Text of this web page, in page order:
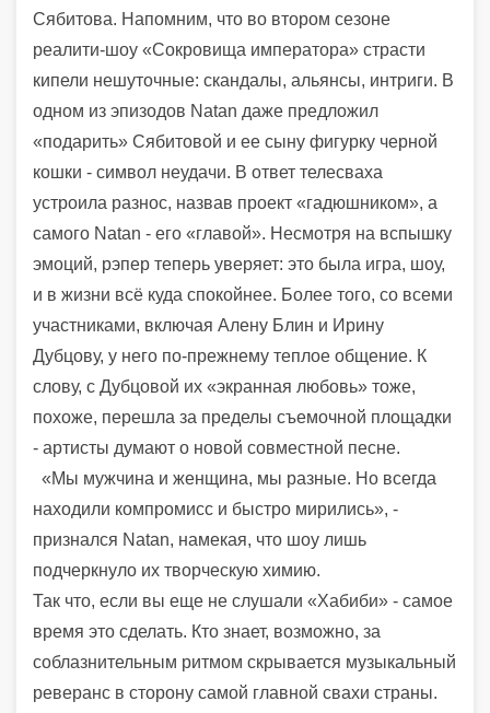
Сябитова. Напомним, что во втором сезоне
реалити-шоу «Сокровища императора» страсти
кипели нешуточные: скандалы, альянсы, интриги. В
одном из эпизодов Natan даже предложил
«подарить» Сябитовой и ее сыну фигурку черной
кошки - символ неудачи. В ответ телесваха
устроила разнос, назвав проект «гадюшником», а
самого Natan - его «главой». Несмотря на вспышку
эмоций, рэпер теперь уверяет: это была игра, шоу,
и в жизни всё куда спокойнее. Более того, со всеми
участниками, включая Алену Блин и Ирину
Дубцову, у него по-прежнему теплое общение. К
слову, с Дубцовой их «экранная любовь» тоже,
похоже, перешла за пределы съемочной площадки
- артисты думают о новой совместной песне.
«Мы мужчина и женщина, мы разные. Но всегда
находили компромисс и быстро мирились», -
признался Natan, намекая, что шоу лишь
подчеркнуло их творческую химию.
Так что, если вы еще не слушали «Хабиби» - самое
время это сделать. Кто знает, возможно, за
соблазнительным ритмом скрывается музыкальный
реверанс в сторону самой главной свахи страны.